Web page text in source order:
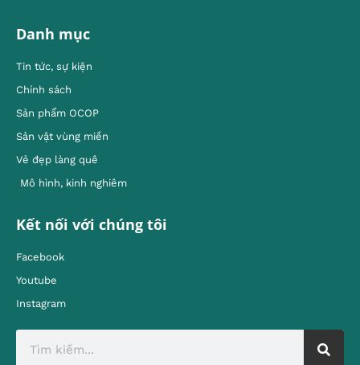
Danh mục
Tin tức, sự kiện
Chính sách
Sản phẩm OCOP
Sản vật vùng miền
Vẻ đẹp làng quê
Mô hình, kinh nghiêm
Kết nối với chúng tôi
Facebook
Youtube
Instagram